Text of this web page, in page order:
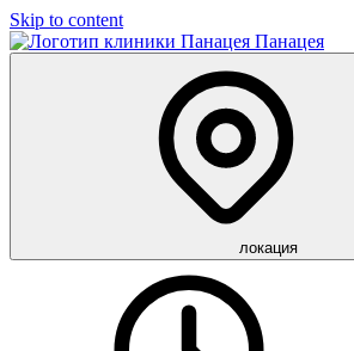
Skip to content
Панацея
локация